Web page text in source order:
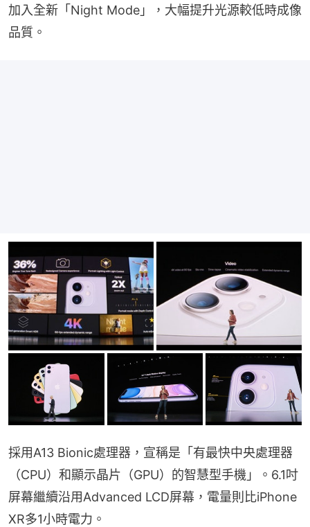
加入全新「Night Mode」，大幅提升光源較低時成像
品質。
採用A13 Bionic處理器，宣稱是「有最快中央處理器
（CPU）和顯示晶片（GPU）的智慧型手機」。6.1吋
屏幕繼續沿用Advanced LCD屏幕，電量則比iPhone
XR多1小時電力。